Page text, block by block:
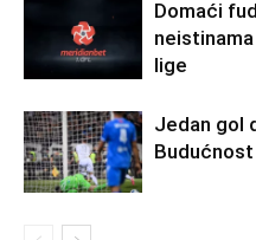
Domaći
lige
Jedan gol